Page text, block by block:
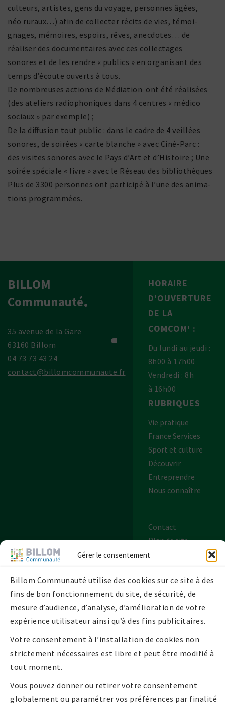
Gérer le consentement
Billom Communauté utilise des cookies sur ce site à des
fins de bon fonctionnement du site, de sécurité, de
mesure d’audience, d’analyse, d’amélioration de votre
expérience utilisateur ainsi qu’à des fins publicitaires.
Votre consentement à l’installation de cookies non
strictement nécessaires est libre et peut être modifié à
tout moment.
Vous pouvez donner ou retirer votre consentement
globalement ou paramétrer vos préférences par finalité
cul­teurs, artistes, gens du voyage, personnes âgées,
néo ruraux…) afin de collecter récits de vies, témoi­
gnages, mémoires, espoirs, rêves, anec­dotes… de
réaliser des docu­men­taires avec ces collec­tages
sonores et de les rendre « publics » en orga­ni­sant des
temps d’écoute ouverts à tous.
De nombreuses actions de Médiation ont été réali­sées
(des ateliers radio­pho­niques dans 4 centres « médico
sociaux » par exemple) ;
De la diffu­sion tout public : dans le cadre de 4 veillées
sonores, de soirées « carte blanche » avec Ciné-Parc :
des visites sonores avec le Pays d’Art et d’Histoire ; Une
soirée spéciale « livre » avec le Réseau des biblio­thèques
Plus de 3300 personnes ont parti­cipé à l’une des anima­
tions programmées.
BILLOM
Communauté
35 avenue de la Gare
63160 Billom
04 73 73 43 24
contact@billomcommunaute.fr
HORAIRE
D'OUVERTURE
DE LA
COMCOM' :
Du lundi au jeudi :
8h00 à 17h00
Vendredi : 8h
à 16h00
RUBRIQUES
Vie pratique
France Services
Sport et culture
Découvrir
Entreprendre
Nous connaître
Contact
Plan de site
Mentions légales
confidentialité
Politique de
cookies UE